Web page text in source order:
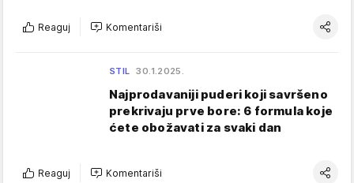
Reaguj Komentariši
STIL 30.1.2025.
Najprodavaniji puderi koji savršeno
prekrivaju prve bore: 6 formula koje
ćete obožavati za svaki dan
Reaguj Komentariši